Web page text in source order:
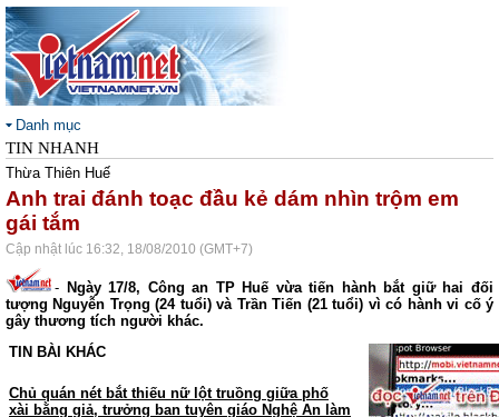
Danh mục
TIN NHANH
Thừa Thiên Huế
Anh trai đánh toạc đầu kẻ dám nhìn trộm em
gái tắm
Cập nhật lúc 16:32, 18/08/2010 (GMT+7)
- Ngày 17/8, Công an TP Huế vừa tiến hành bắt giữ hai đối
tượng Nguyễn Trọng (24 tuổi) và Trần Tiến (21 tuổi) vì có hành vi cố ý
gây thương tích người khác.
TIN BÀI KHÁC
Chủ quán nét bắt thiếu nữ lột truồng giữa phố
xài bằng giả, trưởng ban tuyên giáo Nghệ An làm